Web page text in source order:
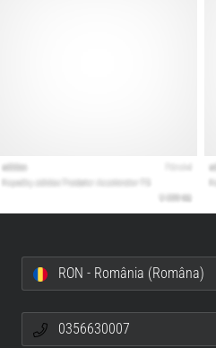
RON - România (Româna)
0356630007